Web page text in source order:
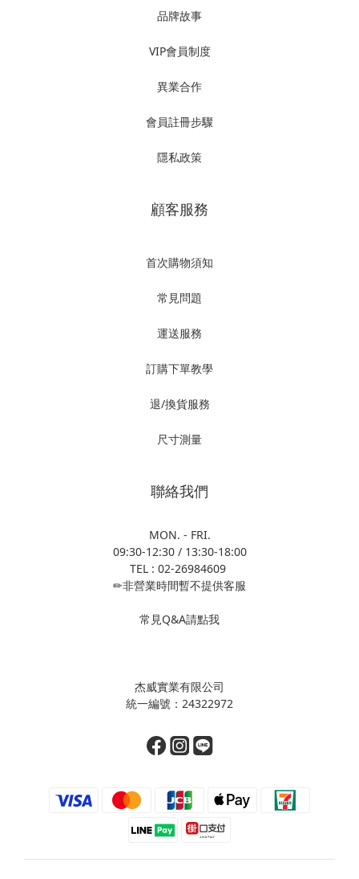
品牌故事
VIP會員制度
異業合作
會員註冊步驟
隱私政策
顧客服務
首次購物須知
常見問題
運送服務
訂購下單教學
退/換貨服務
尺寸測量
聯絡我們
MON. - FRI.
09:30-12:30 / 13:30-18:00
TEL : 02-26984609
✏非營業時間暫不提供客服
常見Q&A請點我
杰威實業有限公司
統一編號：24322972